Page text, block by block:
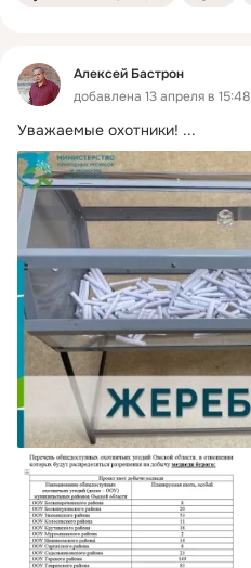
Алексей Бастрон
добавлена 13 апреля в 15:48
Уважаемые охотники! ...